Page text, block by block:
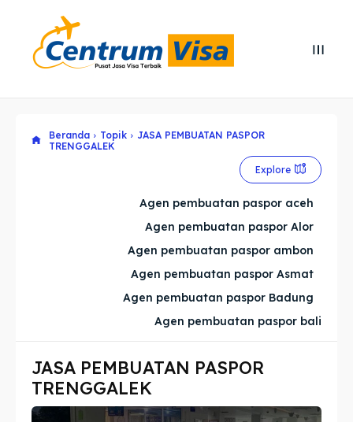
Explore our destinations
Imta
Legalisir
Explore our destinations
Imta
Legalisir
Beranda Topik
JASA PEMBUATAN PASPOR
TRENGGALEK
Explore
Agen pembuatan paspor aceh
Agen pembuatan paspor Alor
Agen pembuatan paspor ambon
Agen pembuatan paspor Asmat
Agen pembuatan paspor Badung
Agen pembuatan paspor bali
JASA PEMBUATAN PASPOR
TRENGGALEK